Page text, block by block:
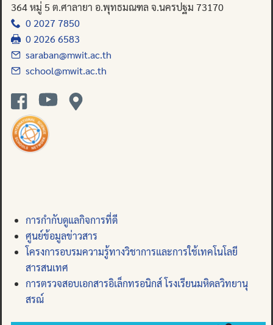
364 หมู่ 5 ต.ศาลายา อ.พุทธมณฑล จ.นครปฐม 73170
0 2027 7850
0 2026 6583
saraban@mwit.ac.th
school@mwit.ac.th
การกำกับดูแลกิจการที่ดี
ศูนย์ข้อมูลข่าวสาร
โครงการอบรมความรู้ทางวิชาการและการใช้เทคโนโลยี
สารสนเทศ
การตรวจสอบเอกสารอิเล็กทรอนิกส์ โรงเรียนมหิดลวิทยานุ
สรณ์